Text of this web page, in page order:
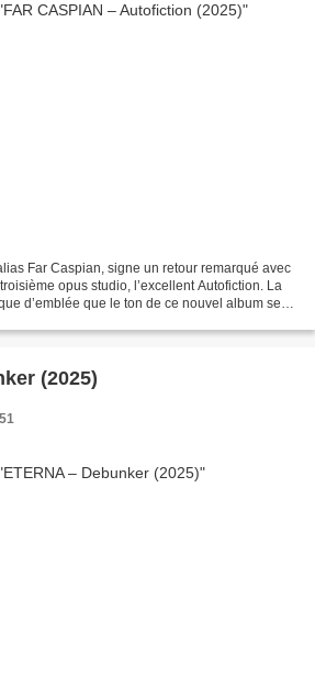
Far Caspian, signe un retour remarqué avec
opus studio, l’excellent Autofiction. La
d’emblée que le ton de ce nouvel album sera
(2025)